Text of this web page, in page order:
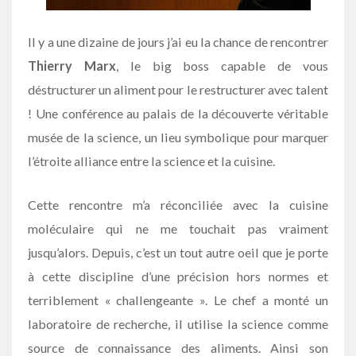
Il y a une dizaine de jours j’ai eu la chance de rencontrer
Thierry Marx , le big boss capable de vous
déstructurer un aliment pour le restructurer avec talent
! Une conférence au palais de la découverte véritable
musée de la science, un lieu symbolique pour marquer
l’étroite alliance entre la science et la cuisine.
Cette rencontre m’a réconciliée avec la cuisine
moléculaire qui ne me touchait pas vraiment
jusqu’alors. Depuis, c’est un tout autre oeil que je porte
à cette discipline d’une précision hors normes et
terriblement « challengeante ». Le chef a monté un
laboratoire de recherche, il utilise la science comme
source de connaissance des aliments. Ainsi son